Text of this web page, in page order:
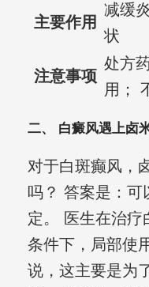
主要作用
减缓
状
注意事项
处方
用；
二、 白癜风遇上卤
对于白斑癫风，
吗？ 答案是：可
定。 医生在治疗
条件下，局部使
说，这主要是为